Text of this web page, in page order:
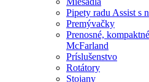
Pipety radu Assist s
Premývačky
Prenosné,
McFarland
Príslušenstvo
Rotátory
Stojany